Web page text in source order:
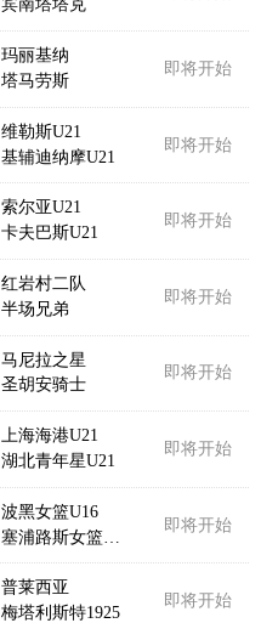
宾南塔塔克
玛丽基纳
塔马劳斯
即将开始
维勒斯U21
基辅迪纳摩U21
即将开始
索尔亚U21
卡夫巴斯U21
即将开始
红岩村二队
半场兄弟
即将开始
马尼拉之星
圣胡安骑士
即将开始
上海海港U21
湖北青年星U21
即将开始
波黑女篮U16
塞浦路斯女篮U16
即将开始
普莱西亚
梅塔利斯特1925
即将开始